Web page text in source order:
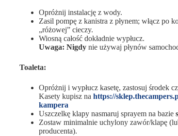
Opróżnij instalację z wody.
Zasil pompę z kanistra z płynem; włącz po
„różowej” cieczy.
Wiosną całość dokładnie wypłucz.
Uwaga: Nigdy nie używaj płynów
Toaleta:
Opróżnij i wypłucz kasetę, zastosuj środek
Kasety kupisz na https://
kampera
Uszczelkę klapy nasmaruj sprayem na bazie
Zostaw minimalnie uchylony zawór/klapę
producenta).